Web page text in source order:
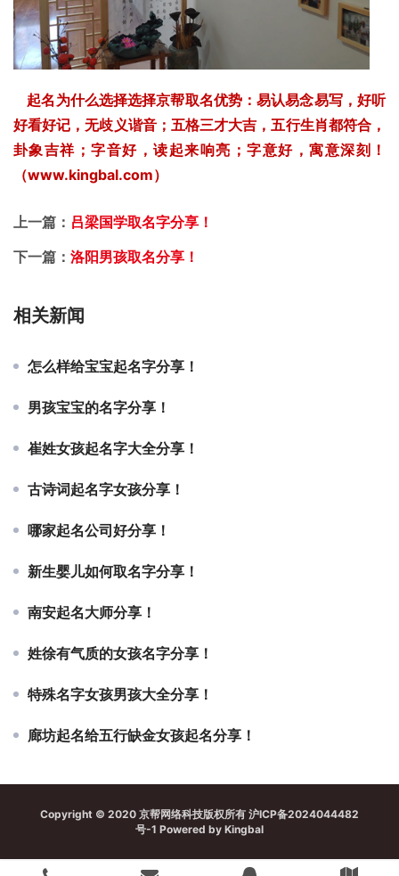
起名为什么选择选择京帮取名优势：易认易念易写，好听
好看好记，无歧义谐音；五格三才大吉，五行生肖都符合，
卦象吉祥；字音好，读起来响亮；字意好，寓意深刻！
（www.kingbal.com）
上一篇： 吕梁国学取名字分享！
下一篇： 洛阳男孩取名分享！
相关新闻
怎么样给宝宝起名字分享！
男孩宝宝的名字分享！
崔姓女孩起名字大全分享！
古诗词起名字女孩分享！
哪家起名公司好分享！
新生婴儿如何取名字分享！
南安起名大师分享！
姓徐有气质的女孩名字分享！
特殊名字女孩男孩大全分享！
廊坊起名给五行缺金女孩起名分享！
Copyright © 2020 京帮网络科技版权所有 沪ICP备2024044482
号-1 Powered by Kingbal